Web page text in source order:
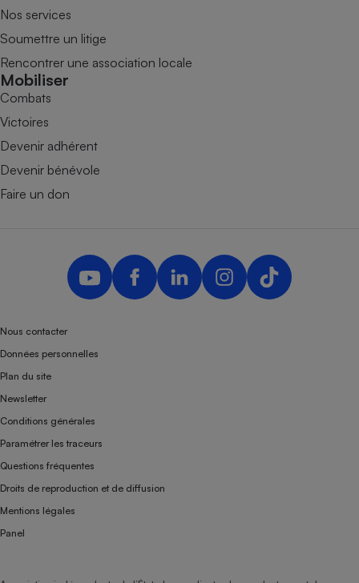
Nos services
Soumettre un litige
Rencontrer une association locale
Mobiliser
Combats
Victoires
Devenir adhérent
Devenir bénévole
Faire un don
Nous contacter
Données personnelles
Plan du site
Newsletter
Conditions générales
Paramétrer les traceurs
Questions fréquentes
Droits de reproduction et de diffusion
Mentions légales
Panel